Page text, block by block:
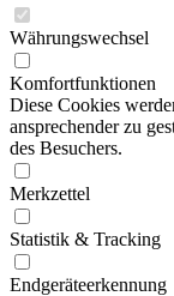
Währungswechsel
Komfortfunktionen
Diese Cookies
ansprechender zu
des Besuchers.
Merkzettel
Statistik & Tracking
Endgeräteerkennung